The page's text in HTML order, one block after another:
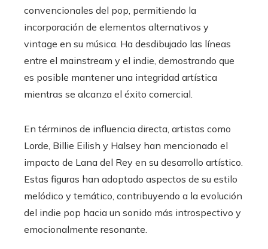
convencionales del pop, permitiendo la
incorporación de elementos alternativos y
vintage en su música. Ha desdibujado las líneas
entre el mainstream y el indie, demostrando que
es posible mantener una integridad artística
mientras se alcanza el éxito comercial.
En términos de influencia directa, artistas como
Lorde, Billie Eilish y Halsey han mencionado el
impacto de Lana del Rey en su desarrollo artístico.
Estas figuras han adoptado aspectos de su estilo
melódico y temático, contribuyendo a la evolución
del indie pop hacia un sonido más introspectivo y
emocionalmente resonante.